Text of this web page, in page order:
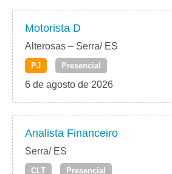
Motorista D
Alterosas – Serra/ ES
PJ Presencial
6 de agosto de 2026
Analista Financeiro
Serra/ ES
CLT Presencial